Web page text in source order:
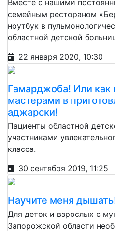
Вместе с нашими
семейным рестораном
ноутбук в
областной детской
22 января 2020, 10:30
Гамарджоба! Или как
мастерами в
аджарски!
Пациенты областной
участниками
класса.
30 сентября 2019, 11:25
Научите меня
Для деток и взрослых с
Запорожской области